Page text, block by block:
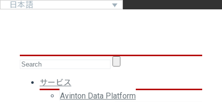
日本語
サービス
Avinton Data Platform